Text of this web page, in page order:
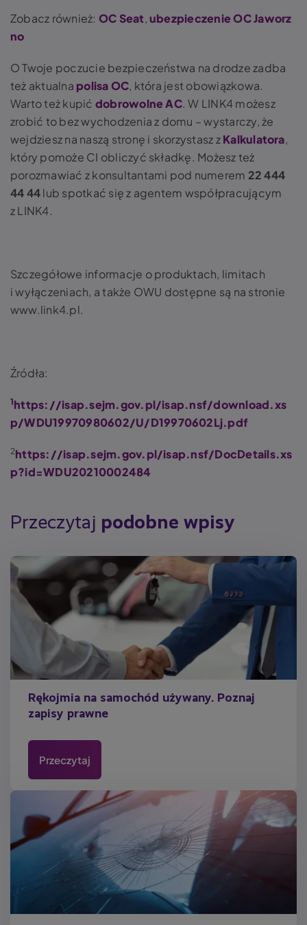
Zobacz również: OC Seat,ubezpieczenie OC Jaworz
no
O Twoje poczucie bezpieczeństwa na drodze zadba
też aktualna polisa OC, która jest obowiązkowa.
Warto też kupić dobrowolne AC. W LINK4 możesz
zrobić to bez wychodzenia z domu – wystarczy, że
wejdziesz na naszą stronę i skorzystasz zKalkulatora,
który pomoże CI obliczyć składkę. Możesz też
porozmawiać z konsultantami pod numerem 22 444
44 44lub spotkać się z agentem współpracującym
z LINK4.
Szczegółowe informacje o produktach, limitach
i wyłączeniach, a także OWU dostępne są na stronie
www.link4.pl.
Źródła:
1https://isap.sejm.gov.pl/isap.nsf/download.xs
p/WDU19970980602/U/D19970602Lj.pdf
2https://isap.sejm.gov.pl/isap.nsf/DocDetails.xs
p?id=WDU20210002484
Przeczytaj podobne wpisy
Rękojmia na samochód używany. Poznaj
zapisy prawne
Przeczytaj